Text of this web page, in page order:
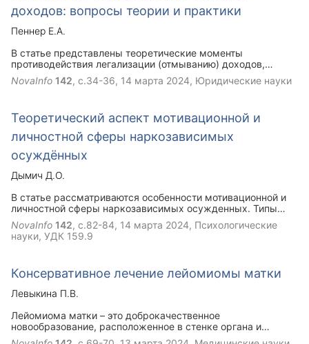
Петербурга.
доходов: вопросы теории и практики
Пеннер Е.А.
В статье представлены теоретические моменты
противодействия легализации (отмыванию) доходов,
полученных преступным путем, приобрело сегодня особую
актуальность как в РФ, так и во всем мире. В этой связи
(отмыванию) доходов, полученных преступным путем,
стала одним из главных оснований создания в России
национальной системы противодействия такому
преступлению, включающий среди комплекса
мероприятий — уголовно-правовые, которые
характеризуются осуществлением государственными
сфере.
NovaInfo 142, с.34-36, 14 марта 2024, Юридические науки
Теоретический аспект мотивационной и
личностной сферы наркозависимых
осуждённых
Дымич Д.О.
В статье рассматриваются особенности мотивационной и
личностной сферы наркозависимых осужденных. Типы
акцентуаций личности наиболее подверженные к
наркотической зависимости. Деформации личностных и
мотивационных сфер.
NovaInfo 142, с.82-84, 14 марта 2024, Психологические
науки, УДК 159.9
Консервативное лечение лейомиомы матки
Левыкина П.В.
Лейомиома матки – это доброкачественное
новообразование, расположенное в стенке органа и
состоящее, преимущественно из волокон гладкомышечной